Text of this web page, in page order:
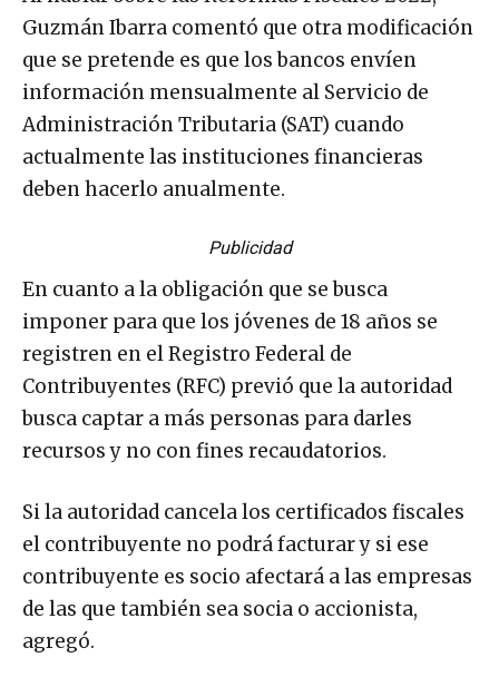
Guzmán Ibarra comentó que otra modificación
que se pretende es que los bancos envíen
información mensualmente al Servicio de
Administración Tributaria (SAT) cuando
actualmente las instituciones financieras
deben hacerlo anualmente.
Publicidad
En cuanto a la obligación que se busca
imponer para que los jóvenes de 18 años se
registren en el Registro Federal de
Contribuyentes (RFC) previó que la autoridad
busca captar a más personas para darles
recursos y no con fines recaudatorios.
Si la autoridad cancela los certificados fiscales
el contribuyente no podrá facturar y si ese
contribuyente es socio afectará a las empresas
de las que también sea socia o accionista,
agregó.